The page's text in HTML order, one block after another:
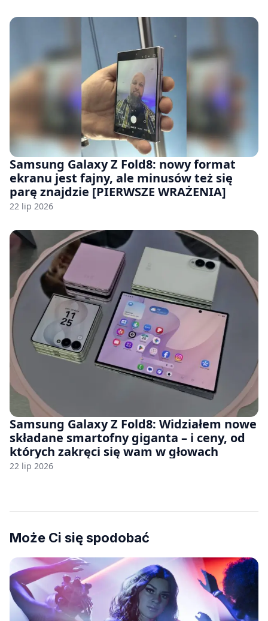
Samsung Galaxy Z Fold8: nowy format
ekranu jest fajny, ale minusów też się
parę znajdzie [PIERWSZE WRAŻENIA]
22 lip 2026
Samsung Galaxy Z Fold8: Widziałem nowe
składane smartofny giganta – i ceny, od
których zakręci się wam w głowach
22 lip 2026
Może Ci się spodobać